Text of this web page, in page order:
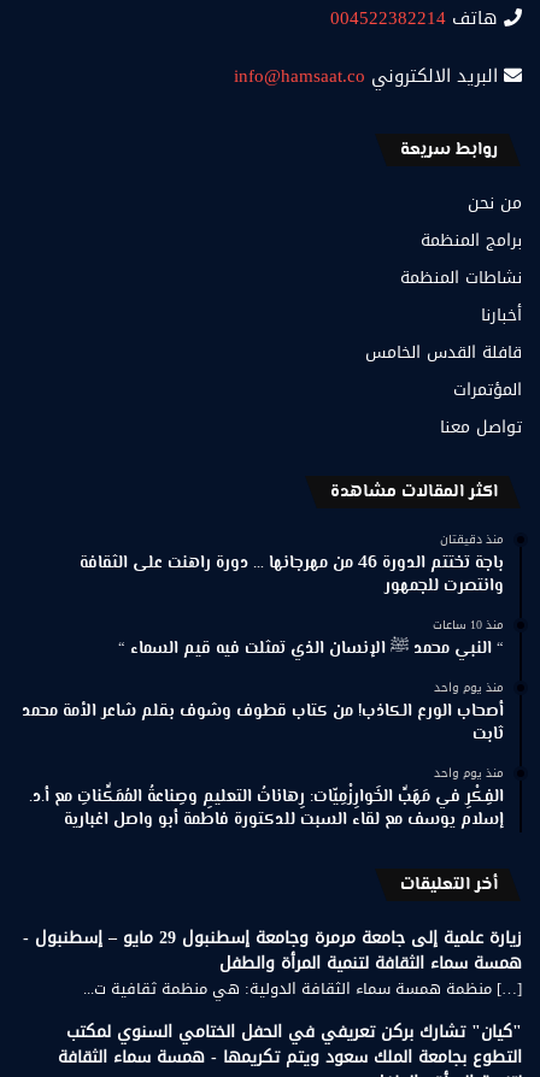
هاتف 004522382214
البريد الالكتروني info@hamsaat.co
روابط سريعة
من نحن
برامج المنظمة
نشاطات المنظمة
أخبارنا
قافلة القدس الخامس
المؤتمرات
تواصل معنا
اكثر المقالات مشاهدة
منذ دقيقتان
باجة تختتم الدورة 46 من مهرجانها … دورة راهنت على الثقافة
وانتصرت للجمهور
منذ 10 ساعات
“ النبي محمد ﷺ الإنسان الذي تمثلت فيه قيم السماء “
منذ يوم واحد
أصحاب الورع الكاذب! من كتاب قطوف وشوف بقلم شاعر الأمة محمد
ثابت
منذ يوم واحد
الفِكْرِ في مَهَبِّ الخَوارِزْمِيّات: رِهاناتُ التعليمِ وصِناعةُ المُمَكِّناتِ مع أ.د.
إسلام يوسف مع لقاء السبت للدكتورة فاطمة أبو واصل اغبارية
أخر التعليقات
زيارة علمية إلى جامعة مرمرة وجامعة إسطنبول 29 مايو – إسطنبول -
همسة سماء الثقافة لتنمية المرأة والطفل
[…] منظمة همسة سماء الثقافة الدولية: هي منظمة ثقافية ت...
"كيان" تشارك بركن تعريفي في الحفل الختامي السنوي لمكتب
التطوع بجامعة الملك سعود ويتم تكريمها - همسة سماء الثقافة